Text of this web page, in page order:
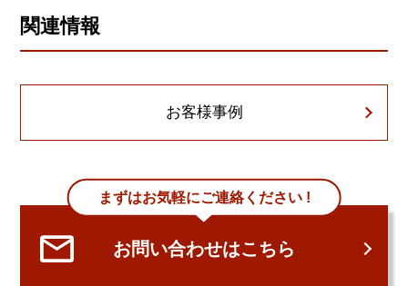
関連情報
お客様事例
まずはお気軽にご連絡ください !
お問い合わせはこちら